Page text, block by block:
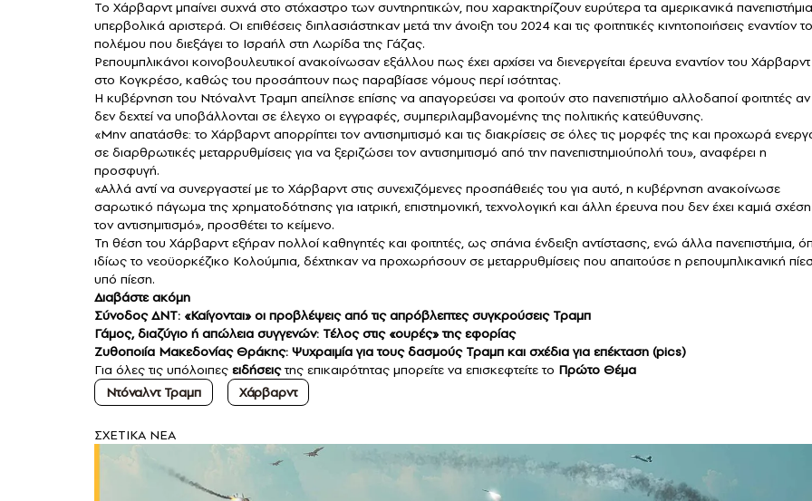
Το Χάρβαρντ μπαίνει συχνά στο στόχαστρο των συντηρητικών, που χαρακτηρίζουν ευρύτερα τα αμερικανικά πανεπιστήμια
υπερβολικά αριστερά. Οι επιθέσεις διπλασιάστηκαν μετά την άνοιξη του 2024 και τις φοιτητικές κινητοποιήσεις εναντίον
πολέμου που διεξάγει το Ισραήλ στη Λωρίδα της Γάζας.
Ρεπουμπλικάνοι κοινοβουλευτικοί ανακοίνωσαν εξάλλου πως έχει αρχίσει να διενεργείται έρευνα εναντίον του Χάρβαρντ
στο Κογκρέσο, καθώς του προσάπτουν πως παραβίασε νόμους περί ισότητας.
Η κυβέρνηση του Ντόναλντ Τραμπ απείλησε επίσης να απαγορεύσει να φοιτούν στο πανεπιστήμιο αλλοδαποί φοιτητές αν
δεν δεχτεί να υποβάλλονται σε έλεγχο οι εγγραφές, συμπεριλαμβανομένης της πολιτικής κατεύθυνσης.
«Μην απατάσθε: το Χάρβαρντ απορρίπτει τον αντισημιτισμό και τις διακρίσεις σε όλες τις μορφές της και προχωρά
σε διαρθρωτικές μεταρρυθμίσεις για να ξεριζώσει τον αντισημιτισμό από την πανεπιστημιούπολή του», αναφέρει η
προσφυγή.
«Αλλά αντί να συνεργαστεί με το Χάρβαρντ στις συνεχιζόμενες προσπάθειές του για αυτό, η κυβέρνηση ανακοίνωσε
σαρωτικό πάγωμα της χρηματοδότησης για ιατρική, επιστημονική, τεχνολογική και άλλη έρευνα που δεν έχει καμιά
τον αντισημιτισμό», προσθέτει το κείμενο.
Τη θέση του Χάρβαρντ εξήραν πολλοί καθηγητές και φοιτητές, ως σπάνια ένδειξη αντίστασης, ενώ άλλα πανεπιστήμια,
ιδίως το νεοϋορκέζικο Κολούμπια, δέχτηκαν να προχωρήσουν σε μεταρρυθμίσεις που απαιτούσε η ρεπουμπλικανική
υπό πίεση.
Διαβάστε ακόμη
Σύνοδος ΔΝΤ: «Καίγονται» οι προβλέψεις από τις απρόβλεπτες συγκρούσεις Τραμπ
Γάμος, διαζύγιο ή απώλεια συγγενών: Τέλος στις «ουρές» της εφορίας
Ζυθοποιία Μακεδονίας Θράκης: Ψυχραιμία για τους δασμούς Τραμπ και σχέδια για επέκταση (pics)
Για όλες τις υπόλοιπες ειδήσειςτης επικαιρότητας μπορείτε να επισκεφτείτε το Πρώτο Θέμα
Ντόναλντ Τραμπ
Χάρβαρντ
ΣXETIKA NEA